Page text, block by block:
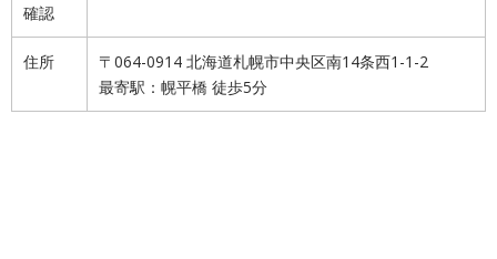
確認
住所
〒064-0914 北海道札幌市中央区南14条西1-1-2
最寄駅：幌平橋 徒歩5分